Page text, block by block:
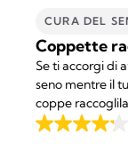
CURA DEL
Coppette
Se ti accorgi di
seno mentre il
coppe
raccogliere il
4.2